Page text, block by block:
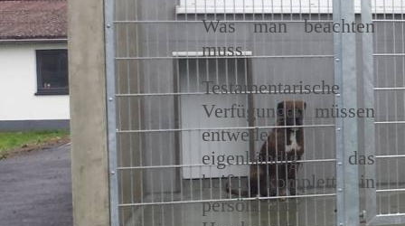
Was man beachten
muss
Testamentarische
Verfügungen müssen
entweder
eigenhändig, das
heißt komplett in
persönlicher